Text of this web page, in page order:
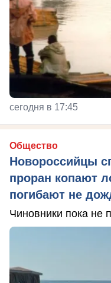
сегодня в 17:45
Общество
Новороссийцы
проран копают
погибают не
Чиновники пока не